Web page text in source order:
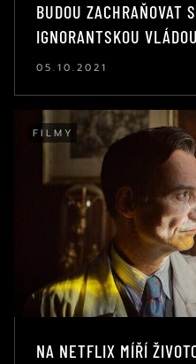
BUDOU ZACHRAŇOVAT
IGNORANTSKOU
05.10.2021
FILMY
NA NETFLIX MÍŘÍ